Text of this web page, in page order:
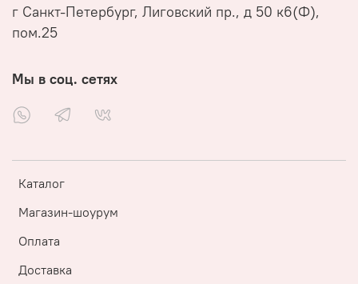
Каталог
Магазин-шоурум
Оплата
Доставка
г Санкт-Петербург, Лиговский пр., д 50 к6(Ф),
пом.25
Мы в соц. сетях